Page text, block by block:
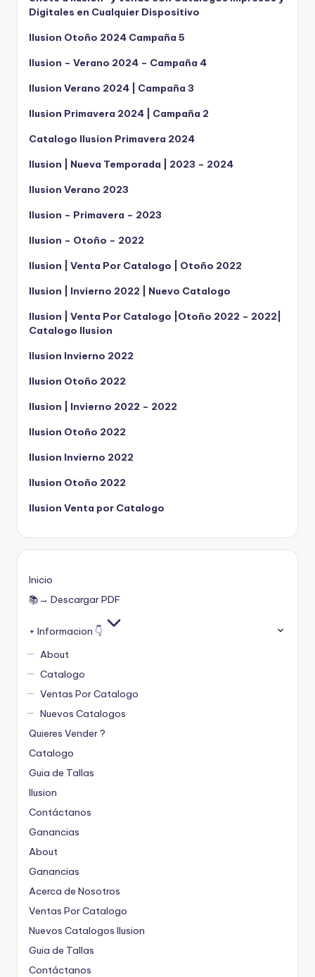
Digitales en Cualquier Dispositivo
Ilusion Otoño 2024 Campaña 5
Ilusion – Verano 2024 – Campaña 4
Ilusion Verano 2024 | Campaña 3
Ilusion Primavera 2024 | Campaña 2
Catalogo Ilusion Primavera 2024
Ilusion | Nueva Temporada | 2023 – 2024
Ilusion Verano 2023
Ilusion – Primavera – 2023
Ilusion – Otoño – 2022
Ilusion | Venta Por Catalogo | Otoño 2022
Ilusion | Invierno 2022 | Nuevo Catalogo
Ilusion | Venta Por Catalogo |Otoño 2022 – 2022|
Catalogo Ilusion
Ilusion Invierno 2022
Ilusion Otoño 2022
Ilusion | Invierno 2022 – 2022
Ilusion Otoño 2022
Ilusion Invierno 2022
Ilusion Otoño 2022
Ilusion Venta por Catalogo
Inicio
📚→ Descargar PDF
+ Informacion 👇
About
Catalogo
Ventas Por Catalogo
Nuevos Catalogos
Quieres Vender ?
Catalogo
Guia de Tallas
Ilusion
Contáctanos
Ganancias
About
Ganancias
Acerca de Nosotros
Ventas Por Catalogo
Nuevos Catalogos Ilusion
Guia de Tallas
Contáctanos